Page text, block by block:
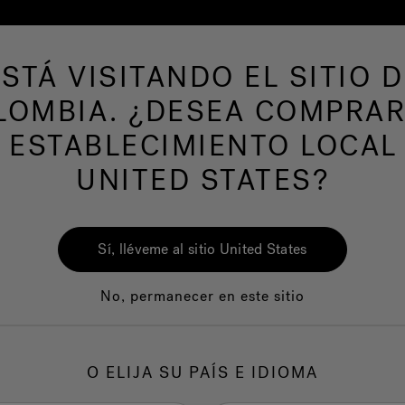
productos SPAS DE NATACION Nuestra
VISITANDO EL SITIO
¿DESEA
ESTABLECIMIENTO LOCAL
UNITED STATES?
Sí, lléveme al sitio United States
No, permanecer en este sitio
O ELIJA SU PAÍS E IDIOMA